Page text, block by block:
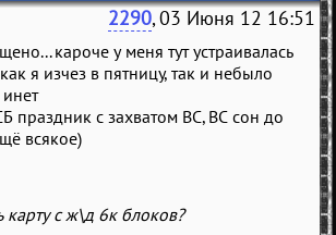
2290, 03 Июня 12 16:51
кароче у меня тут устраивалась
я изчез в пятницу, так и небыло
праздник с захватом ВС, ВС сон до
всякое)
карту с ж\д 6к блоков?